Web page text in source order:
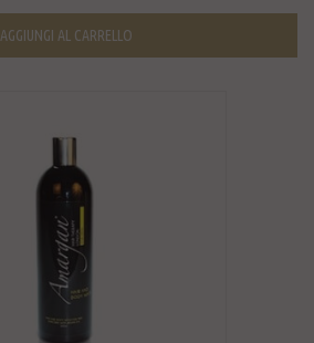
AGGIUNGI AL CARRELLO